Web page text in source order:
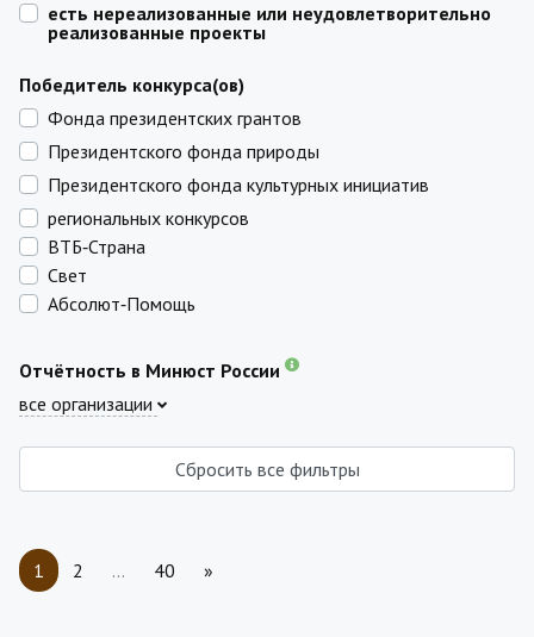
есть нереализованные или неудовлетворительно
реализованные проекты
Победитель конкурса(ов)
Фонда президентских грантов
Президентского фонда природы
Президентского фонда культурных инициатив
региональных конкурсов
ВТБ‑Страна
Свет
Абсолют‑Помощь
Отчётность в Минюст России
все организации
Сбросить все фильтры
1 2 … 40 »